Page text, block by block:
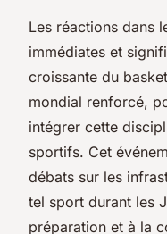
Les réactions dans
immédiates et
croissante du
mondial renforcé,
intégrer cette
sportifs. Cet
débats sur les
tel sport durant les
préparation et à la